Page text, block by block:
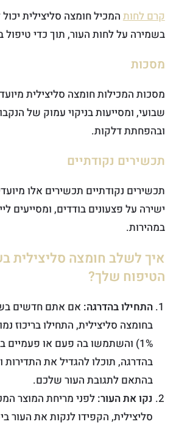
קרם לחות המכיל חומצה סליצילית יכול
בשמירה על לחות העור, תוך כדי טיפול
מסכות
מסכות המכילות חומצה סליצילית
שבועי, ומסייעות בניקוי עמוק של
ובהפחתת דלקות.
תכשירים נקודתיים
תכשירים נקודתיים תכשירים אלו
ישירה על פצעונים בודדים, ומסייעים
במהירות.
איך לשלב חומצה סליצילית
הטיפוח שלך?
התחילו בהדרגה: אם אתם חדשים
1%) והשתמשו בה פעם או פעמיים
בהדרגה, תוכלו להגדיל את התדירות
בהתאם לתגובת העור שלכם.
נקו את העור: לפני מריחת המוצר
סליצילית, הקפידו לנקות את העור